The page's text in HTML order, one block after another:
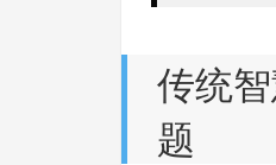
传统
题